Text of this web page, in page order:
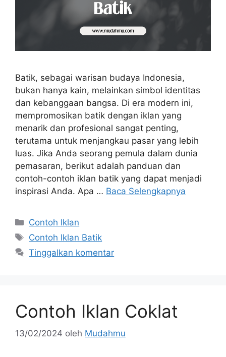
Batik, sebagai warisan budaya Indonesia,
bukan hanya kain, melainkan simbol identitas
dan kebanggaan bangsa. Di era modern ini,
mempromosikan batik dengan iklan yang
menarik dan profesional sangat penting,
terutama untuk menjangkau pasar yang lebih
luas. Jika Anda seorang pemula dalam dunia
pemasaran, berikut adalah panduan dan
contoh-contoh iklan batik yang dapat menjadi
inspirasi Anda. Apa … Baca Selengkapnya
Contoh Iklan
Contoh Iklan Batik
Tinggalkan komentar
Contoh Iklan Coklat
13/02/2024 oleh Mudahmu